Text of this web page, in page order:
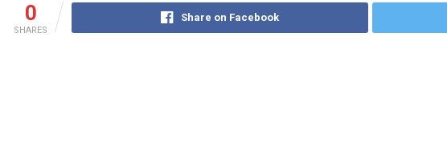
0
SHARES
Share on Facebook